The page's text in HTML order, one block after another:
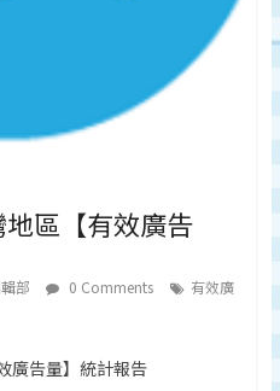
區【有效廣告
部 0 Comments
有效廣
廣告量】統計報告